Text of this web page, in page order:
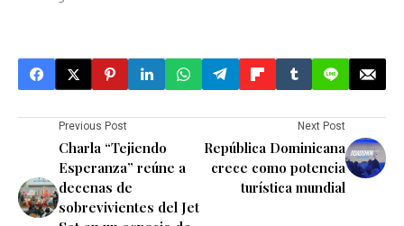
Previous Post
Charla “Tejiendo
Esperanza” reúne a
decenas de
sobrevivientes del Jet
Next Post
República Dominicana
crece como potencia
turística mundial